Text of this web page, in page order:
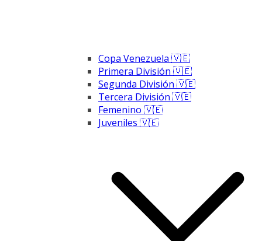
Copa Venezuela 🇻🇪
Primera División 🇻🇪
Segunda División 🇻🇪
Tercera División 🇻🇪
Femenino 🇻🇪
Juveniles 🇻🇪